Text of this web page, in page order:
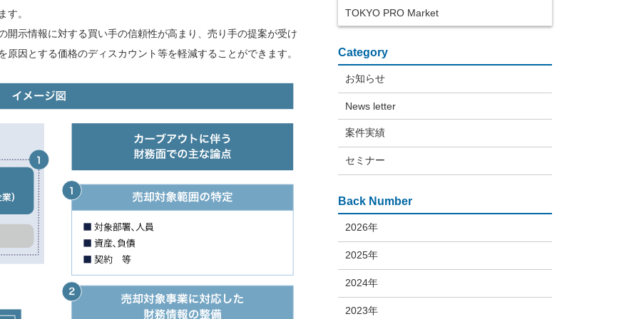
す。
開示情報に対する買い手の信頼性が高まり、売り手の提案が受け
因とする価格のディスカウント等を軽減することができます。
TOKYO PRO Market
Category
お知らせ
News letter
案件実績
セミナー
Back Number
2026年
2025年
2024年
2023年